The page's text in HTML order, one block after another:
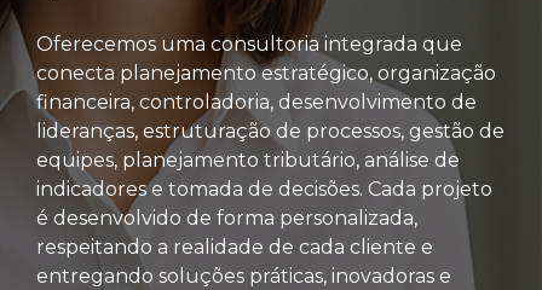
Oferecemos uma consultoria integrada que
conecta planejamento estratégico, organização
financeira, controladoria, desenvolvimento de
lideranças, estruturação de processos, gestão de
equipes, planejamento tributário, análise de
indicadores e tomada de decisões. Cada projeto
é desenvolvido de forma personalizada,
respeitando a realidade de cada cliente e
entregando soluções práticas, inovadoras e